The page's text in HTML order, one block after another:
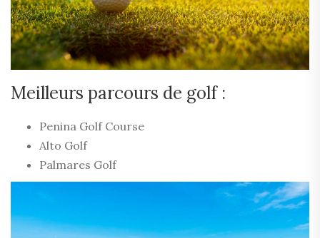
Meilleurs parcours de golf :
Penina Golf Course
Alto Golf
Palmares Golf